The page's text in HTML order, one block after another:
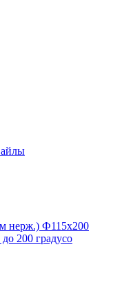
нерж.) Ф115х200
200 градусо